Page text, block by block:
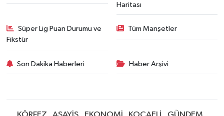
Haritası
Süper Lig Puan Durumu ve
Fikstür
Tüm Manşetler
Son Dakika Haberleri Haber Arşivi